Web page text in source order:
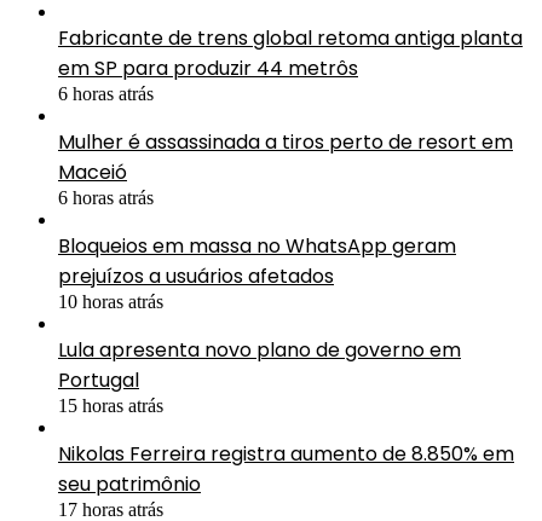
Fabricante de trens global retoma antiga planta
em SP para produzir 44 metrôs
6 horas atrás
Mulher é assassinada a tiros perto de resort em
Maceió
6 horas atrás
Bloqueios em massa no WhatsApp geram
prejuízos a usuários afetados
10 horas atrás
Lula apresenta novo plano de governo em
Portugal
15 horas atrás
Nikolas Ferreira registra aumento de 8.850% em
seu patrimônio
17 horas atrás